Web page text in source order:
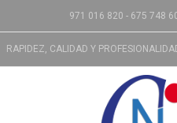
971 016 820 - 675 748
RAPIDEZ, CALIDAD Y